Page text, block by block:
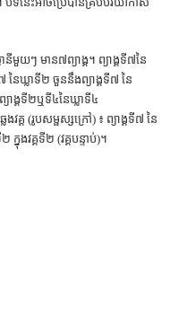
ៀវភៅចំណេះដឹងទូទៅ
ានីមួយៗ មាន៧ព្យាង្គ។ ព្យាង្គទី៧នៃ
នៃឃ្លាទី២ ចួននឹងព្យាង្គទី៧ នៃ
ាង្គទី២ឬទី៤នៃឃ្លាទី៤
គ្គ (រូបសម្ផស្សក្រៅ) ៖ ព្យាង្គទី៧ នៃ
ក្នុងវគ្គទី២ (វគ្គបន្ទាប់)។